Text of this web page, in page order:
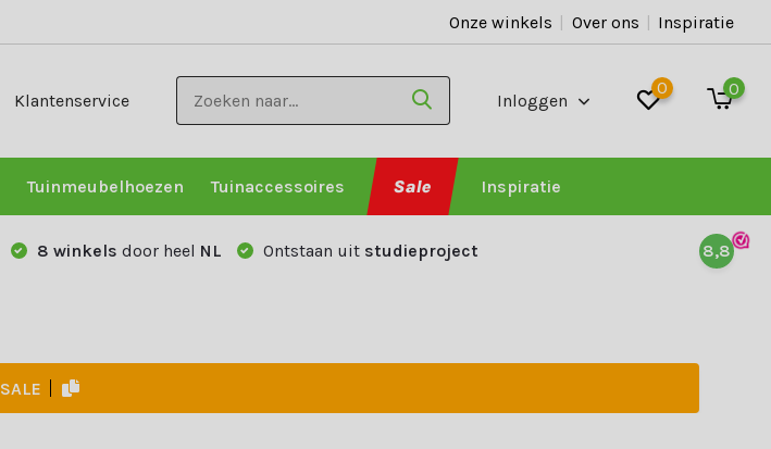
Onze winkels | Over ons | Inspiratie
Klantenservice Inloggen
0 0
Tuinmeubelhoezen Tuinaccessoires Sale Inspiratie
8 winkels door heel NL Ontstaan uit studieproject 8,8
SALE